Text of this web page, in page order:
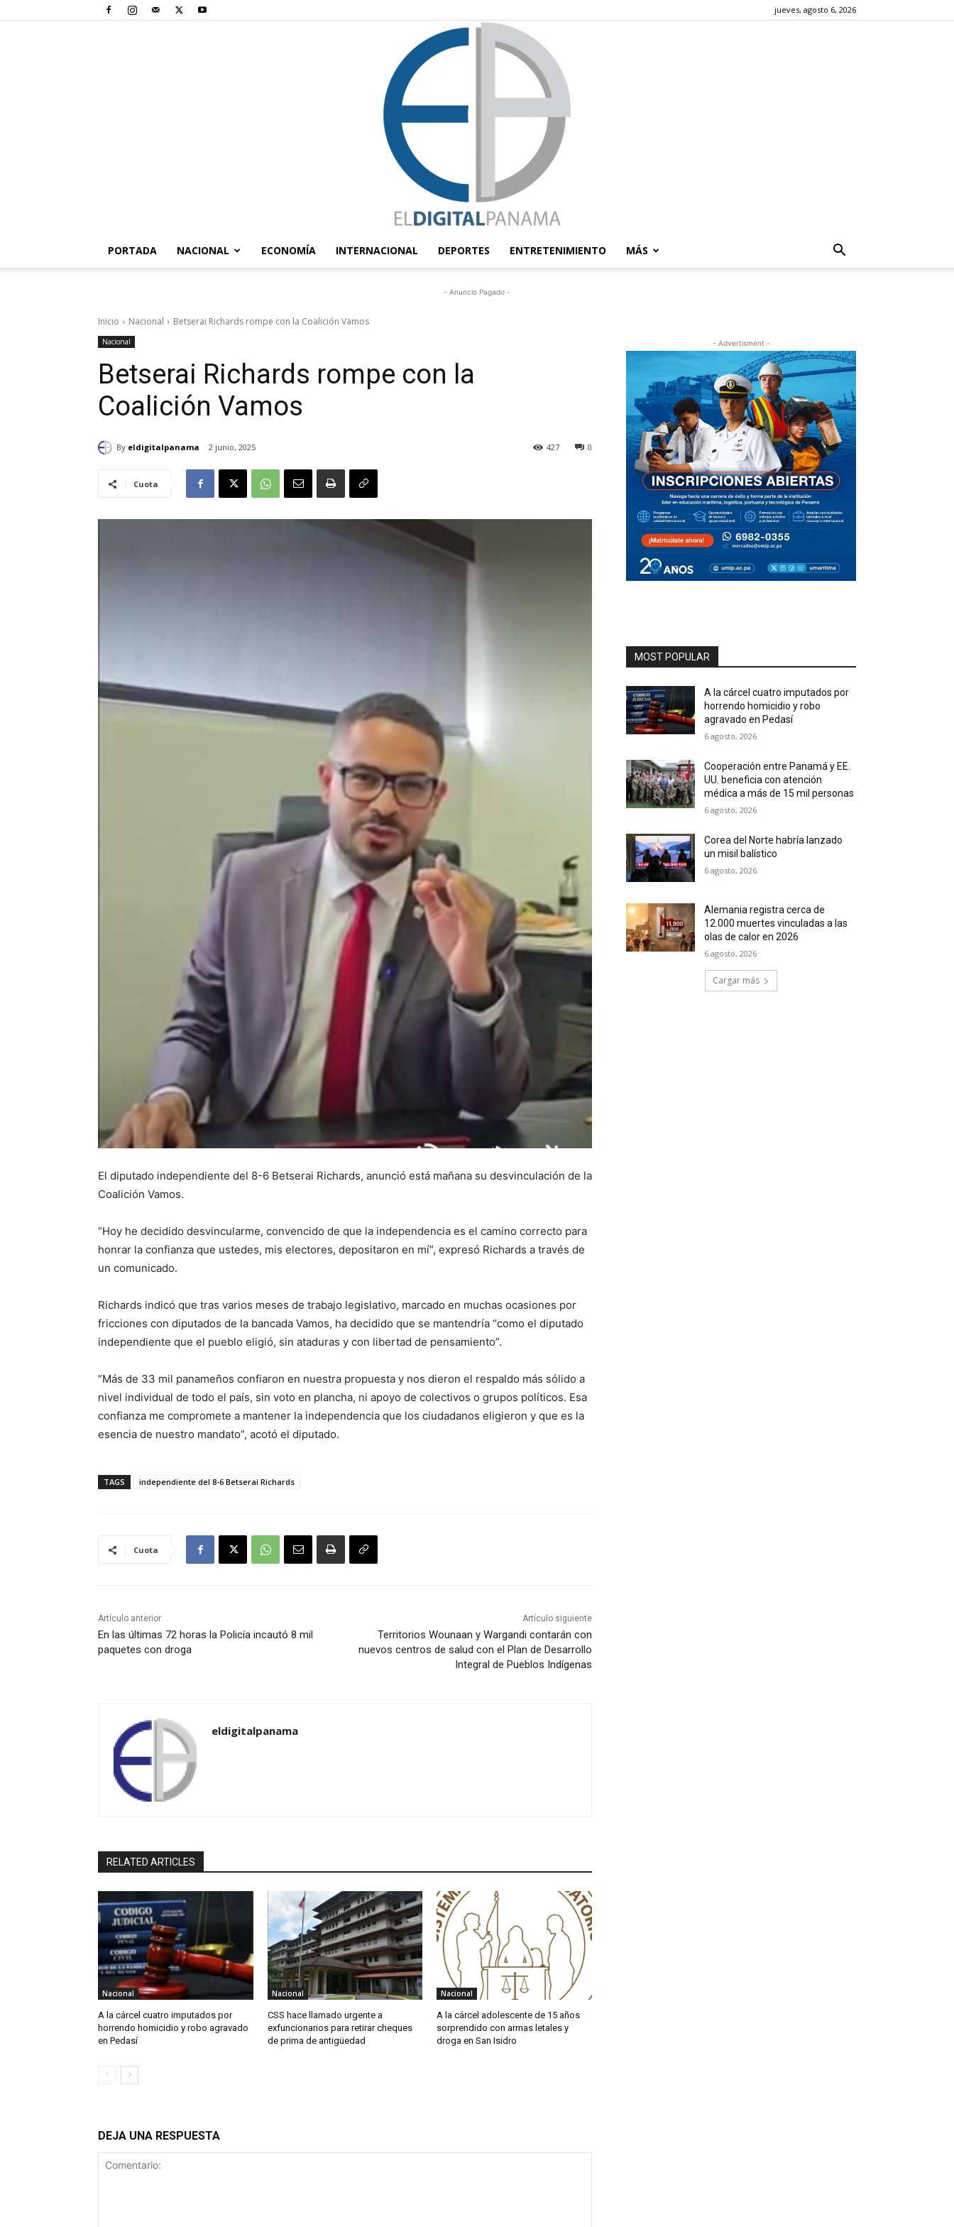
jueves, agosto 6, 2026
PORTADA NACIONAL ECONOMÍA INTERNACIONAL DEPORTES ENTRETENIMIENTO MÁS
- Anuncio Pagado -
Inicio Nacional Betserai Richards rompe con la Coalición Vamos
Nacional
Betserai Richards rompe con la
Coalición Vamos
By eldigitalpanama 2 junio, 2025 0
427
Cuota
El diputado independiente del 8-6 Betserai Richards, anunció está mañana su desvinculación de la
Coalición Vamos.
“Hoy he decidido desvincularme, convencido de que la independencia es el camino correcto para
honrar la confianza que ustedes, mis electores, depositaron en mí”, expresó Richards a través de
un comunicado.
Richards indicó que tras varios meses de trabajo legislativo, marcado en muchas ocasiones por
fricciones con diputados de la bancada Vamos, ha decidido que se mantendría “como el diputado
independiente que el pueblo eligió, sin ataduras y con libertad de pensamiento”.
“Más de 33 mil panameños confiaron en nuestra propuesta y nos dieron el respaldo más sólido a
nivel individual de todo el país, sin voto en plancha, ni apoyo de colectivos o grupos políticos. Esa
confianza me compromete a mantener la independencia que los ciudadanos eligieron y que es la
esencia de nuestro mandato”, acotó el diputado.
TAGS independiente del 8-6 Betserai Richards
Cuota
Artículo anterior
En las últimas 72 horas la Policía incautó 8 mil
paquetes con droga
Artículo siguiente
Territorios Wounaan y Wargandi contarán con
nuevos centros de salud con el Plan de Desarrollo
Integral de Pueblos Indígenas
eldigitalpanama
RELATED ARTICLES
Nacional
A la cárcel cuatro imputados por
horrendo homicidio y robo agravado
en Pedasí
Nacional
CSS hace llamado urgente a
exfuncionarios para retirar cheques
de prima de antigüedad
Nacional
A la cárcel adolescente de 15 años
sorprendido con armas letales y
droga en San Isidro
DEJA UNA RESPUESTA
- Advertisment -
MOST POPULAR
A la cárcel cuatro imputados por
horrendo homicidio y robo
agravado en Pedasí
6 agosto, 2026
Cooperación entre Panamá y EE.
UU. beneficia con atención
médica a más de 15 mil personas
6 agosto, 2026
Corea del Norte habría lanzado
un misil balístico
6 agosto, 2026
Alemania registra cerca de
12.000 muertes vinculadas a las
olas de calor en 2026
6 agosto, 2026
Cargar más